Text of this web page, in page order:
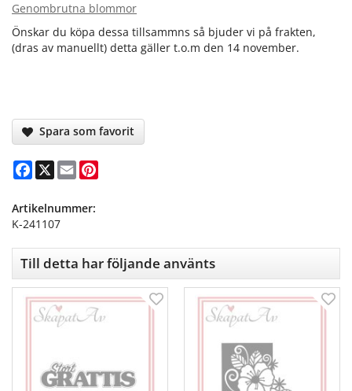
Genombrutna blommor
Önskar du köpa dessa tillsammns så bjuder vi på frakten,
(dras av manuellt) detta gäller t.o.m den 14 november.
Spara som favorit
Facebook
X Email
Artikelnummer:
K-241107
Till detta har följande använts